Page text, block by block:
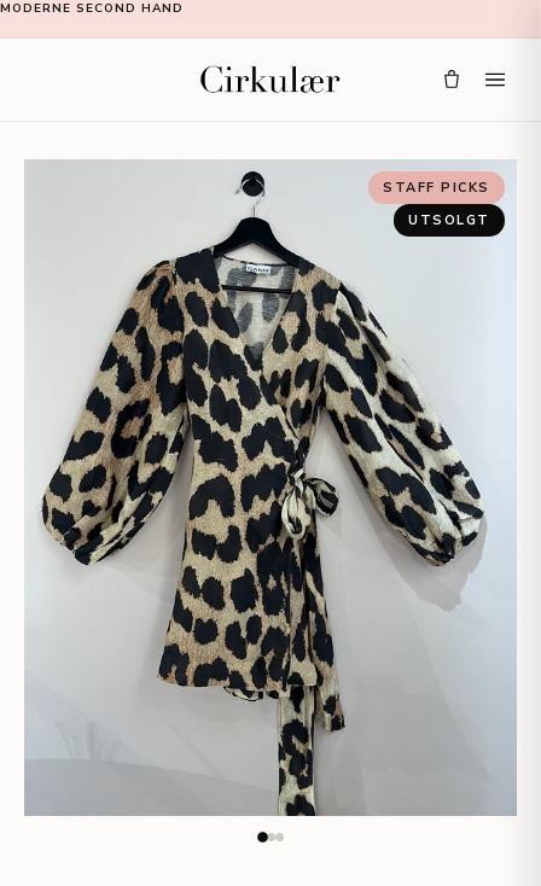
MODERNE SECOND HAND
STAFF PICKS
UTSOLGT